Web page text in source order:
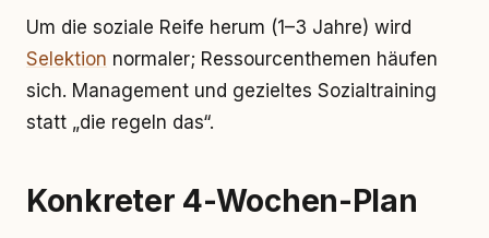
Um die soziale Reife herum (1–3 Jahre) wird
Selektion normaler; Ressourcenthemen häufen
sich. Management und gezieltes Sozialtraining
statt „die regeln das“.
Konkreter 4-Wochen-Plan